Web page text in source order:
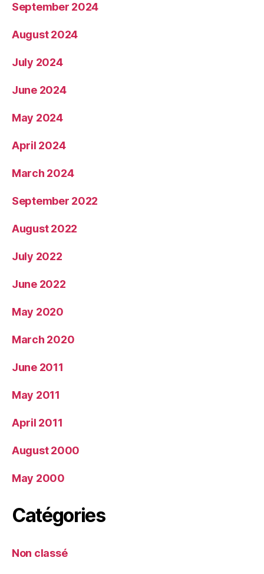
September 2024
August 2024
July 2024
June 2024
May 2024
April 2024
March 2024
September 2022
August 2022
July 2022
June 2022
May 2020
March 2020
June 2011
May 2011
April 2011
August 2000
May 2000
Catégories
Non classé